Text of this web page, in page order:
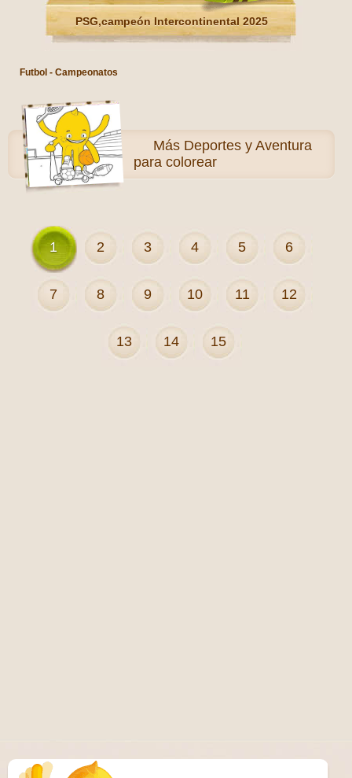
PSG,campeón Intercontinental 2025
Futbol - Campeonatos
Más Deportes y Aventura
para colorear
1 2 3 4 5 6
7 8 9 10 11 12
13 14 15